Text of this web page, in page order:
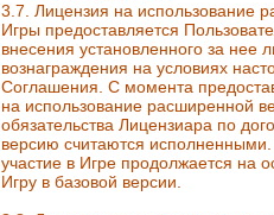
3.7. Лицензия на использование
Игры предоставляется
внесения установленного за нее
вознаграждения на условиях
Соглашения. С момента
на использование расширенной
обязательства Лицензиара по
версию считаются
участие в Игре продолжается на
Игру в базовой версии.